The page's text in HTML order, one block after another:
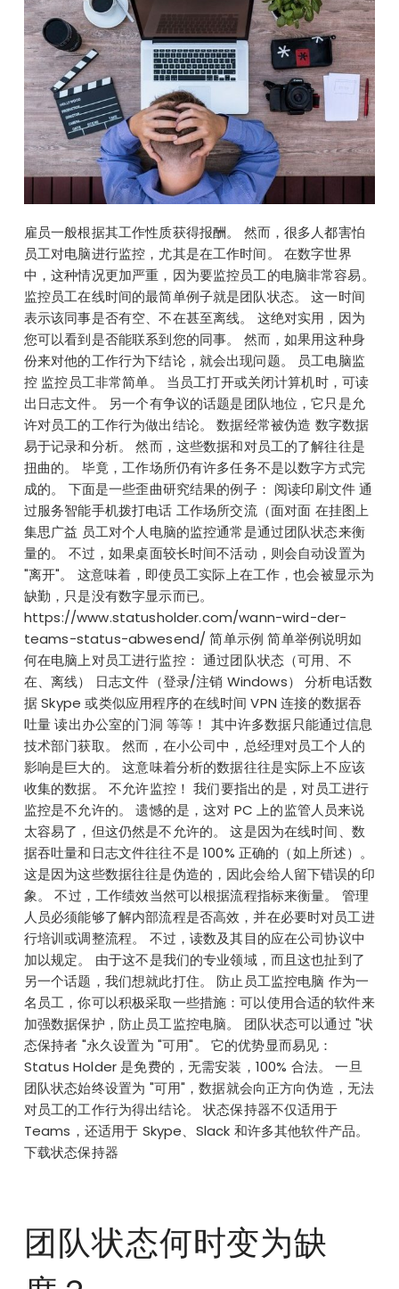
雇员一般根据其工作性质获得报酬。 然而，很多人都害怕
员工对电脑进行监控，尤其是在工作时间。 在数字世界
中，这种情况更加严重，因为要监控员工的电脑非常容易。
监控员工在线时间的最简单例子就是团队状态。 这一时间
表示该同事是否有空、不在甚至离线。 这绝对实用，因为
您可以看到是否能联系到您的同事。 然而，如果用这种身
份来对他的工作行为下结论，就会出现问题。 员工电脑监
控 监控员工非常简单。 当员工打开或关闭计算机时，可读
出日志文件。 另一个有争议的话题是团队地位，它只是允
许对员工的工作行为做出结论。 数据经常被伪造 数字数据
易于记录和分析。 然而，这些数据和对员工的了解往往是
扭曲的。 毕竟，工作场所仍有许多任务不是以数字方式完
成的。 下面是一些歪曲研究结果的例子： 阅读印刷文件 通
过服务智能手机拨打电话 工作场所交流（面对面 在挂图上
集思广益 员工对个人电脑的监控通常是通过团队状态来衡
量的。 不过，如果桌面较长时间不活动，则会自动设置为
"离开"。 这意味着，即使员工实际上在工作，也会被显示为
缺勤，只是没有数字显示而已。
https://www.statusholder.com/wann-wird-der-
teams-status-abwesend/ 简单示例 简单举例说明如
何在电脑上对员工进行监控： 通过团队状态（可用、不
在、离线） 日志文件（登录/注销 Windows） 分析电话数
据 Skype 或类似应用程序的在线时间 VPN 连接的数据吞
吐量 读出办公室的门洞 等等！ 其中许多数据只能通过信息
技术部门获取。 然而，在小公司中，总经理对员工个人的
影响是巨大的。 这意味着分析的数据往往是实际上不应该
收集的数据。 不允许监控！ 我们要指出的是，对员工进行
监控是不允许的。 遗憾的是，这对 PC 上的监管人员来说
太容易了，但这仍然是不允许的。 这是因为在线时间、数
据吞吐量和日志文件往往不是 100% 正确的（如上所述）。
这是因为这些数据往往是伪造的，因此会给人留下错误的印
象。 不过，工作绩效当然可以根据流程指标来衡量。 管理
人员必须能够了解内部流程是否高效，并在必要时对员工进
行培训或调整流程。 不过，读数及其目的应在公司协议中
加以规定。 由于这不是我们的专业领域，而且这也扯到了
另一个话题，我们想就此打住。 防止员工监控电脑 作为一
名员工，你可以积极采取一些措施：可以使用合适的软件来
加强数据保护，防止员工监控电脑。 团队状态可以通过 "状
态保持者 "永久设置为 "可用"。 它的优势显而易见：
Status Holder 是免费的，无需安装，100% 合法。 一旦
团队状态始终设置为 "可用"，数据就会向正方向伪造，无法
对员工的工作行为得出结论。 状态保持器不仅适用于
Teams，还适用于 Skype、Slack 和许多其他软件产品。
下载状态保持器
团队状态何时变为缺